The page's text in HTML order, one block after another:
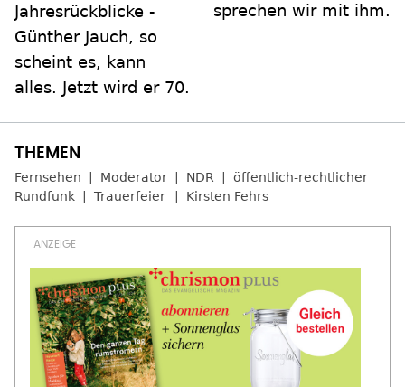
Jahresrückblicke -
Günther Jauch, so
scheint es, kann
alles. Jetzt wird er 70.
sprechen wir mit ihm.
Fernsehen Moderator NDR
öffentlich-rechtlicher
Rundfunk
Trauerfeier Kirsten Fehrs